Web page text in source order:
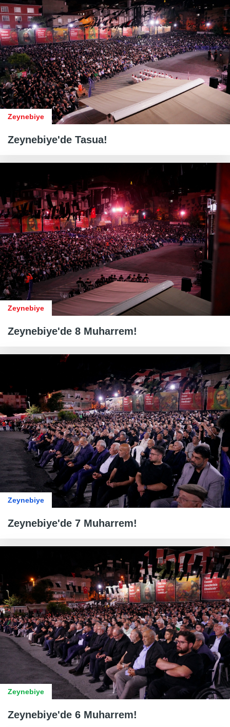
Zeynebiye
Zeynebiye'de Tasua!
Zeynebiye
Zeynebiye'de 8 Muharrem!
Zeynebiye
Zeynebiye'de 7 Muharrem!
Zeynebiye
Zeynebiye'de 6 Muharrem!